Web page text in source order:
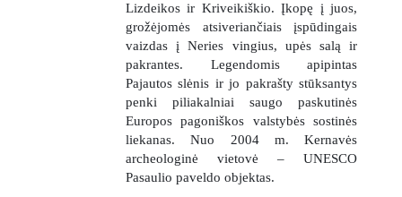
Lizdeikos ir Kriveikiškio. Įkopę į juos,
grožėjomės atsiveriančiais įspūdingais
vaizdas į Neries vingius, upės salą ir
pakrantes. Legendomis apipintas
Pajautos slėnis ir jo pakrašty stūksantys
penki piliakalniai saugo paskutinės
Europos pagoniškos valstybės sostinės
liekanas. Nuo 2004 m. Kernavės
archeologinė vietovė – UNESCO
Pasaulio paveldo objektas.